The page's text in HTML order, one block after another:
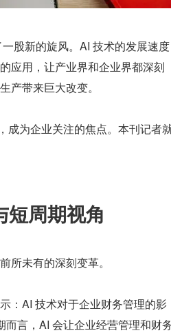
股新的旋风。AI 技术的发展速度
应用，让产业界和企业界都深刻
产带来巨大改变。
成为企业关注的焦点。本刊记者
周期视角
所未有的深刻变革。
：AI 技术对于企业财务管理的影
言，AI 会让企业经营管理和财